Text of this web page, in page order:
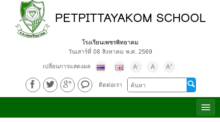
PETPITTAYAKOM SCHOOL
โรงเรียนเพชรพิทยาคม
วันเสาร์ที่ 08 สิงหาคม พ.ศ. 2569
เปลี่ยนการแสดงผล
A- A A+
ติดต่อเรา